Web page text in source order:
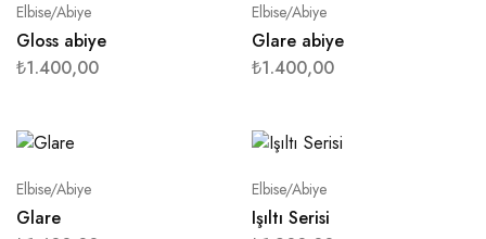
Elbise/Abiye
Gloss abiye
₺1.400,00
Elbise/Abiye
Glare abiye
₺1.400,00
Elbise/Abiye
Glare
Elbise/Abiye
Işıltı Serisi